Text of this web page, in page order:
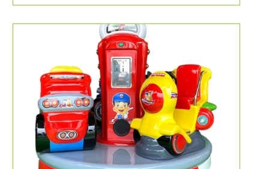
MEER INFORMATIE